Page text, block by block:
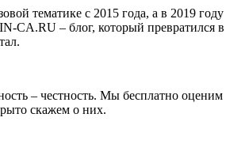
тематике с 2015 года, а в 2019 году
CA.RU – блог, который превратился в
– честность. Мы бесплатно оценим
скажем о них.